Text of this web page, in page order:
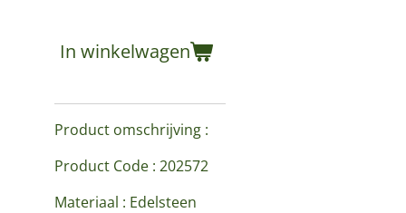
In winkelwagen
Product omschrijving :
Product Code : 202572
Materiaal : Edelsteen